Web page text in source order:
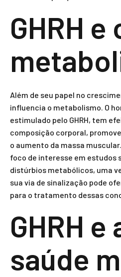
GHRH e
Além de seu papel no
influencia o metabolismo. O
estimulado pelo GHRH, tem
composição corporal,
o aumento da massa
foco de interesse em estudos
distúrbios metabólicos, uma
sua via de sinalização pode
para o tratamento dessas
GHRH e
saúde